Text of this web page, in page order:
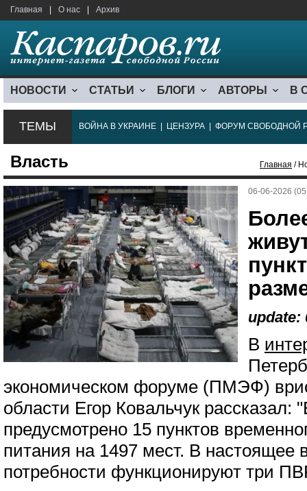
Главная О нас Архив
НОВОСТИ СТАТЬИ БЛОГИ АВТОРЫ В
ТЕМЫ ВОЙНА В УКРАИНЕ ЦЕНЗУРА ФОРУМ СВОБОДНОЙ
Власть Главная /
06-06-2026
update:
В
экономическом форуме (ПМЭФ)
области Егор Ковальчук рассказал:
предусмотрено 15 пунктов
питания на 1497 мест. В настоящее
потребности функционируют три